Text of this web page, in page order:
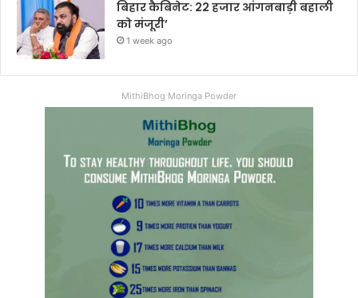
बिहार कैबिनेट: 22 हजार आंगनबाड़ी बहाली
को मंजूरी’
1 week ago
MithiBhog Moringa Powder